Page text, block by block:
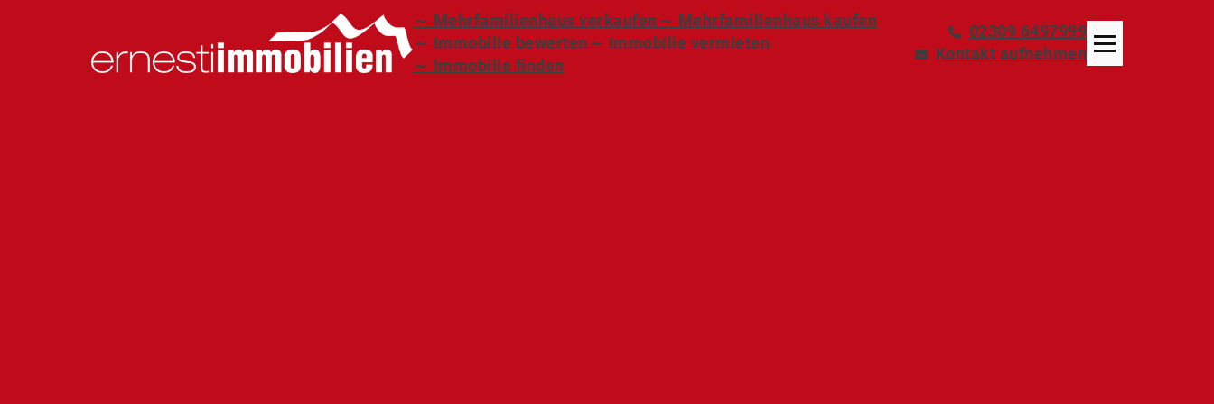
～ Mehrfamilienhaus verkaufen ～ Mehrfamilienhaus kaufen
～ Immobilie bewerten ～ Immobilie vermieten
～ Immobilie finden
02309 6497999
Kontakt aufnehmen